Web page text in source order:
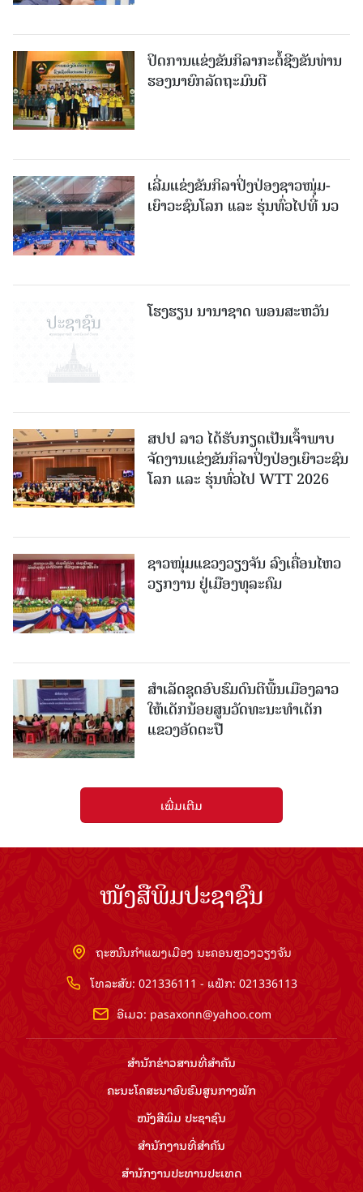
ປິດການແຂ່ງຂັນກິລາກະຕໍ້ຊີງຂັນທ່ານ
ຮອງນາຍົກລັດຖະມົນຕີ
ເລີ່ມແຂ່ງຂັນກິລາປິ່ງປ່ອງຊາວໜຸ່ມ-
ເຍົາວະຊົນໂລກ ແລະ ຮຸ່ນທົ່ວໄປທີ່ ນວ
ໂຮງຮຽນ ນານາຊາດ ພອນສະຫວັນ
ສປປ ລາວ ໄດ້ຮັບກຽດເປັນເຈົ້າພາບ
ຈັດງານແຂ່ງຂັນກິລາປິ່ງປ່ອງເຍົາວະຊົນ
ໂລກ ແລະ ຮຸ່ນທົ່ວໄປ WTT 2026
ຊາວໜຸ່ມແຂວງວຽງຈັນ ລົງເຄື່ອນໄຫວ
ວຽກງານ ຢູ່ເມືອງທຸລະຄົມ
ສຳເລັດຊຸດອົບຮົມດົນຕີພື້ນເມືອງລາວ
ໃຫ້ເດັກນ້ອຍສູນວັດທະນະທຳເດັກ
ແຂວງອັດຕະປື
ເພີ່ມເຕີມ
ໜັງສືພິມປະຊາຊົນ
ຖະໜົນກຳແພງເມືອງ ນະຄອນຫຼວງວຽງຈັນ
ໂທລະສັບ: 021336111 - ແຟັກ: 021336113
ອີເມວ: pasaxonn@yahoo.com
ສຳ​ນັກ​ຂ່າວ​ສານ​ທີ່​ສຳ​ຄັນ​
ຄະນະໂຄສະນາອົບຮົມ​ສູນ​ກາງ​ພັກ
ໜັງສືພິມ ປະ​ຊາ​ຊົນ
ສຳ​ນັກ​ງານ​ທີ່​ສຳ​ຄັນ
ສຳ​ນັກ​ງານ​ປະ​ທານ​ປະ​ເທດ